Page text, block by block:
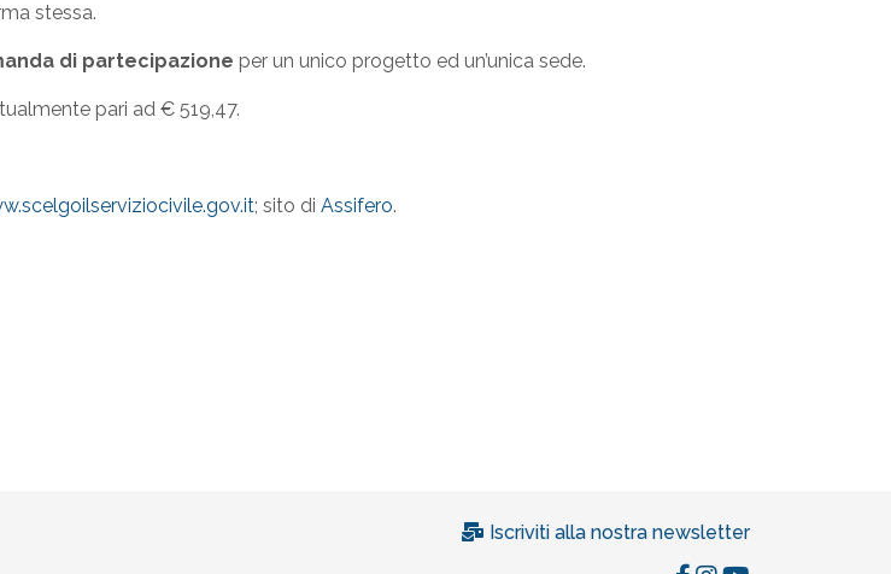
stessa.
di partecipazione per un unico progetto ed un’unica sede.
pari ad € 519,47.
; sito di Assifero.
Iscriviti alla nostra newsletter